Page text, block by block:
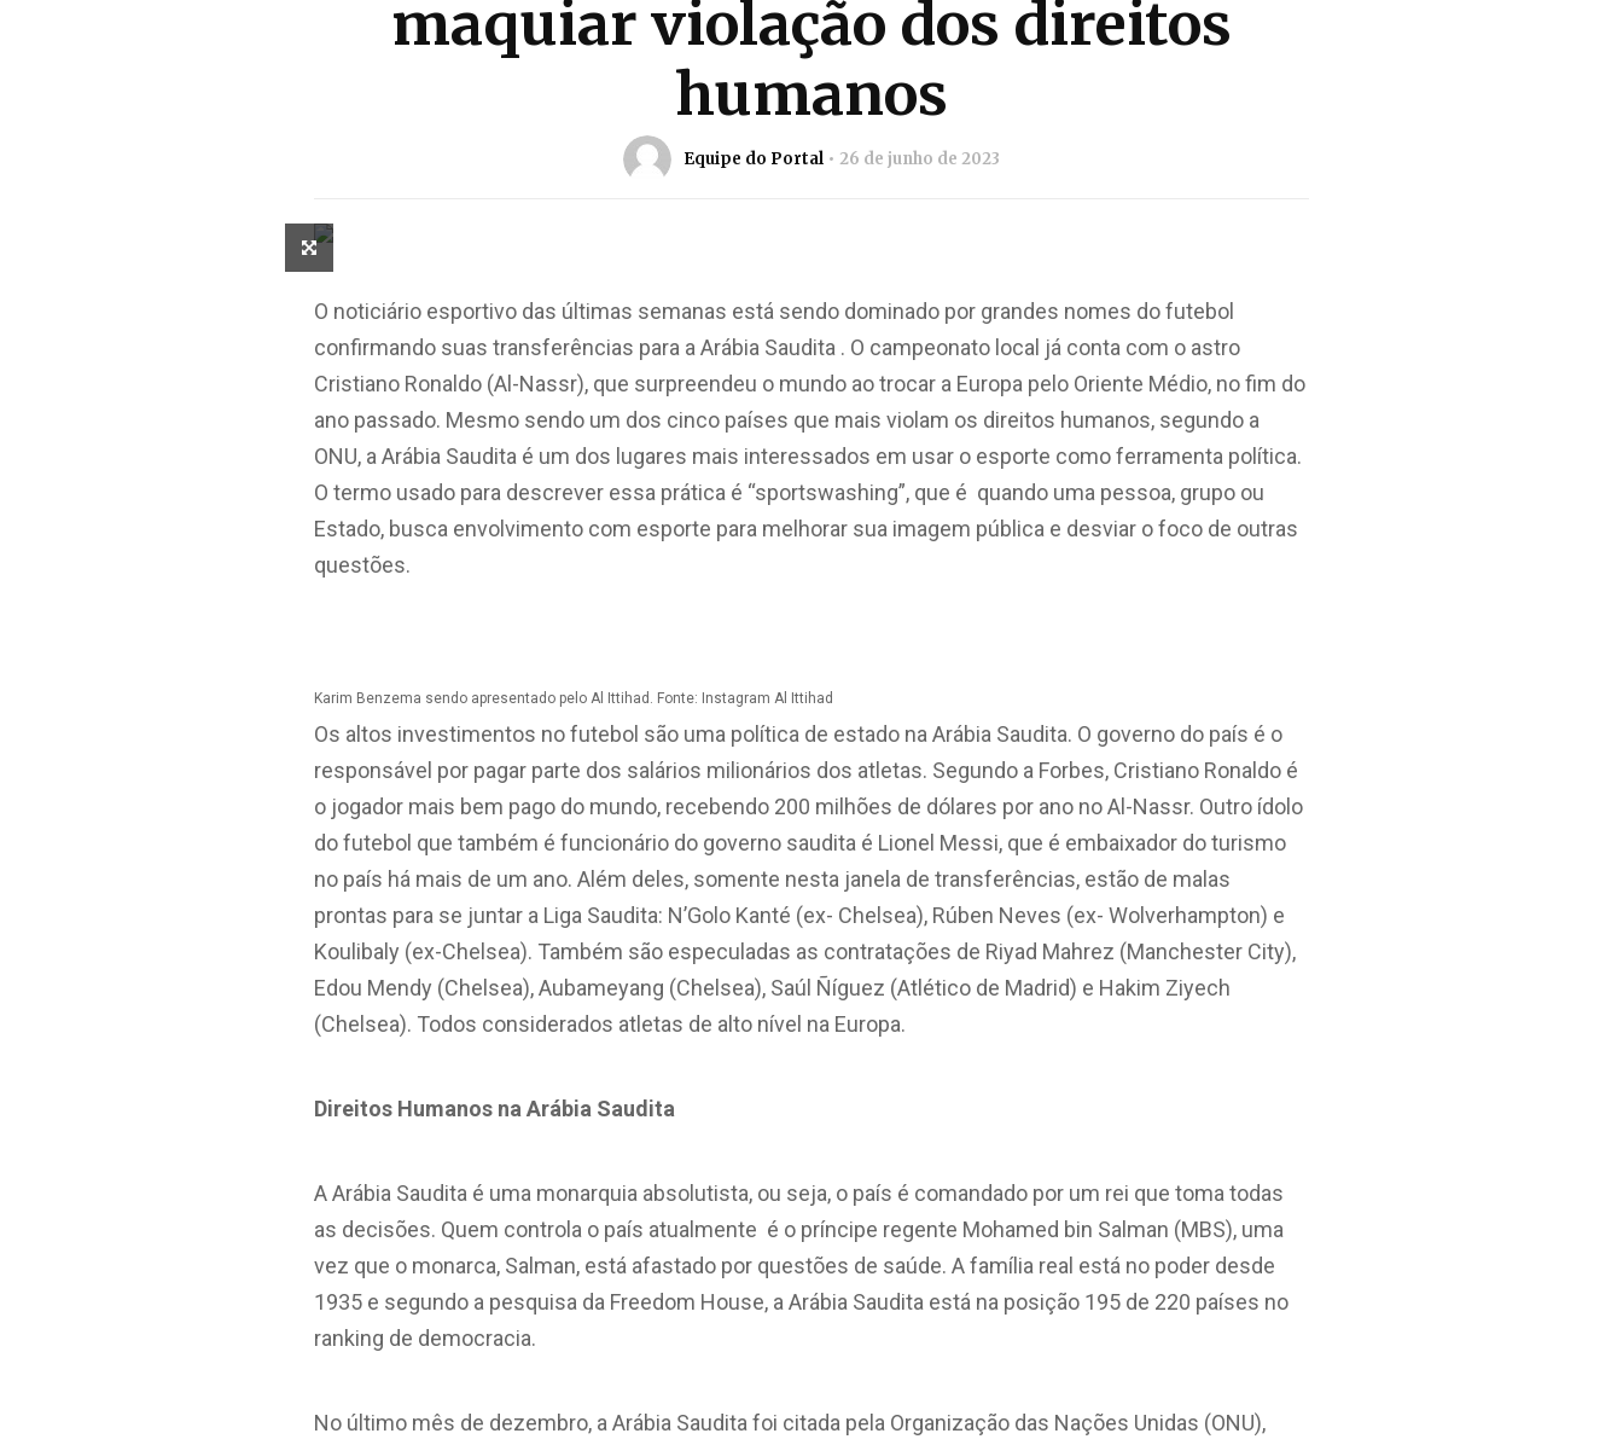
maquiar violação dos direitos
humanos
Equipe do Portal 26 de junho de 2023
O noticiário esportivo das últimas semanas está sendo dominado por grandes nomes do futebol
confirmando suas transferências para a Arábia Saudita . O campeonato local já conta com o astro
Cristiano Ronaldo (Al-Nassr), que surpreendeu o mundo ao trocar a Europa pelo Oriente Médio, no fim do
ano passado. Mesmo sendo um dos cinco países que mais violam os direitos humanos, segundo a
ONU, a Arábia Saudita é um dos lugares mais interessados em usar o esporte como ferramenta política.
O termo usado para descrever essa prática é “sportswashing”, que é quando uma pessoa, grupo ou
Estado, busca envolvimento com esporte para melhorar sua imagem pública e desviar o foco de outras
questões.
Karim Benzema sendo apresentado pelo Al Ittihad. Fonte: Instagram Al Ittihad
Os altos investimentos no futebol são uma política de estado na Arábia Saudita. O governo do país é o
responsável por pagar parte dos salários milionários dos atletas. Segundo a Forbes, Cristiano Ronaldo é
o jogador mais bem pago do mundo, recebendo 200 milhões de dólares por ano no Al-Nassr. Outro ídolo
do futebol que também é funcionário do governo saudita é Lionel Messi, que é embaixador do turismo
no país há mais de um ano. Além deles, somente nesta janela de transferências, estão de malas
prontas para se juntar a Liga Saudita: N’Golo Kanté (ex- Chelsea), Rúben Neves (ex- Wolverhampton) e
Koulibaly (ex-Chelsea). Também são especuladas as contratações de Riyad Mahrez (Manchester City),
Edou Mendy (Chelsea), Aubameyang (Chelsea), Saúl Ñíguez (Atlético de Madrid) e Hakim Ziyech
(Chelsea). Todos considerados atletas de alto nível na Europa.
Direitos Humanos na Arábia Saudita
A Arábia Saudita é uma monarquia absolutista, ou seja, o país é comandado por um rei que toma todas
as decisões. Quem controla o país atualmente é o príncipe regente Mohamed bin Salman (MBS), uma
vez que o monarca, Salman, está afastado por questões de saúde. A família real está no poder desde
1935 e segundo a pesquisa da Freedom House, a Arábia Saudita está na posição 195 de 220 países no
ranking de democracia.
No último mês de dezembro, a Arábia Saudita foi citada pela Organização das Nações Unidas (ONU),